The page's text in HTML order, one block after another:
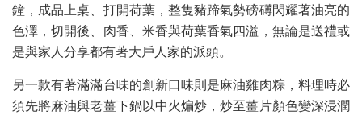
鐘，成品上桌、打開荷葉，整隻豬蹄氣勢磅礡閃耀著油亮的
色澤，切開後、肉香、米香與荷葉香氣四溢，無論是送禮或
是與家人分享都有著大戶人家的派頭。
另一款有著滿滿台味的創新口味則是麻油雞肉粽，料理時必
須先將麻油與老薑下鍋以中火煸炒，炒至薑片顏色變深浸潤